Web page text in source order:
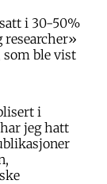
i 30-50%
som ble vist
i
jeg hatt